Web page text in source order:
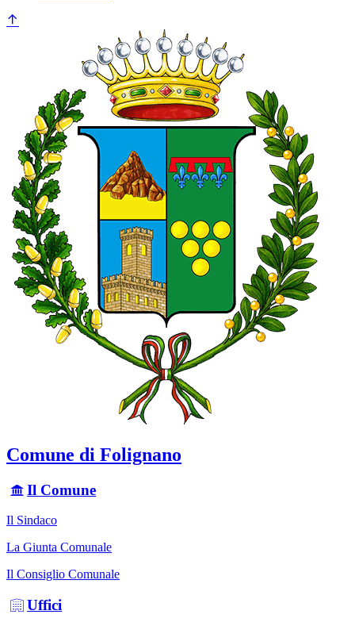
Comune di Folignano
Il Comune
Il Sindaco
La Giunta Comunale
Il Consiglio Comunale
Uffici